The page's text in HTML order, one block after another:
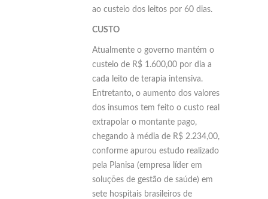
ao custeio dos leitos por 60 dias.
CUSTO
Atualmente o governo mantém o
custeio de R$ 1.600,00 por dia a
cada leito de terapia intensiva.
Entretanto, o aumento dos valores
dos insumos tem feito o custo real
extrapolar o montante pago,
chegando à média de R$ 2.234,00,
conforme apurou estudo realizado
pela Planisa (empresa líder em
soluções de gestão de saúde) em
sete hospitais brasileiros de